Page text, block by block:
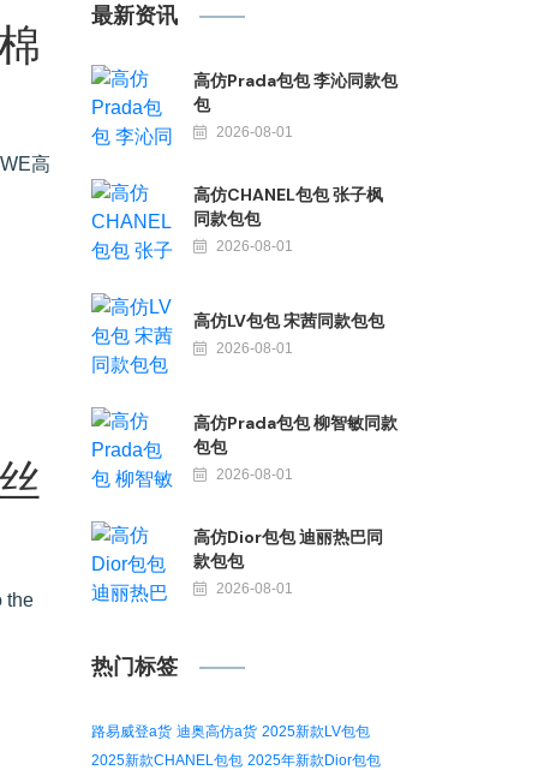
高
the
最新资讯
高仿Prada包包 李沁同款包
包
2026-08-01
高仿CHANEL包包 张子枫
同款包包
2026-08-01
高仿LV包包 宋茜同款包包
2026-08-01
高仿Prada包包 柳智敏同款
包包
2026-08-01
高仿Dior包包 迪丽热巴同
款包包
2026-08-01
热门标签
路易威登a货 迪奥高仿a货 2025新款LV包包
2025新款CHANEL包包 2025年新款Dior包包